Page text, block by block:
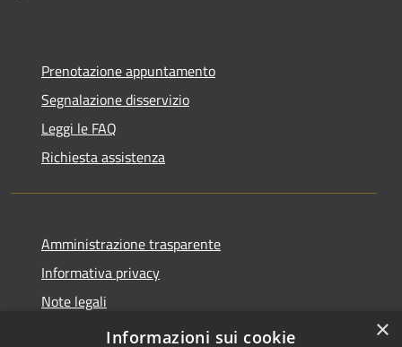
Prenotazione appuntamento
Segnalazione disservizio
Leggi le FAQ
Richiesta assistenza
Amministrazione trasparente
Informativa privacy
Note legali
Dichiarazione di accessibilità
×
Informazioni sui cookie